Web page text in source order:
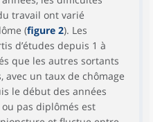
travail ont varié
(figure 2). Les
d’études depuis 1 à
que les autres sortants
avec un taux de chômage
le début des années
pas diplômés est